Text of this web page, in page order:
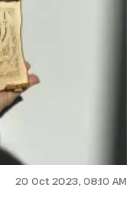
20 Oct 2023, 08:10 AM